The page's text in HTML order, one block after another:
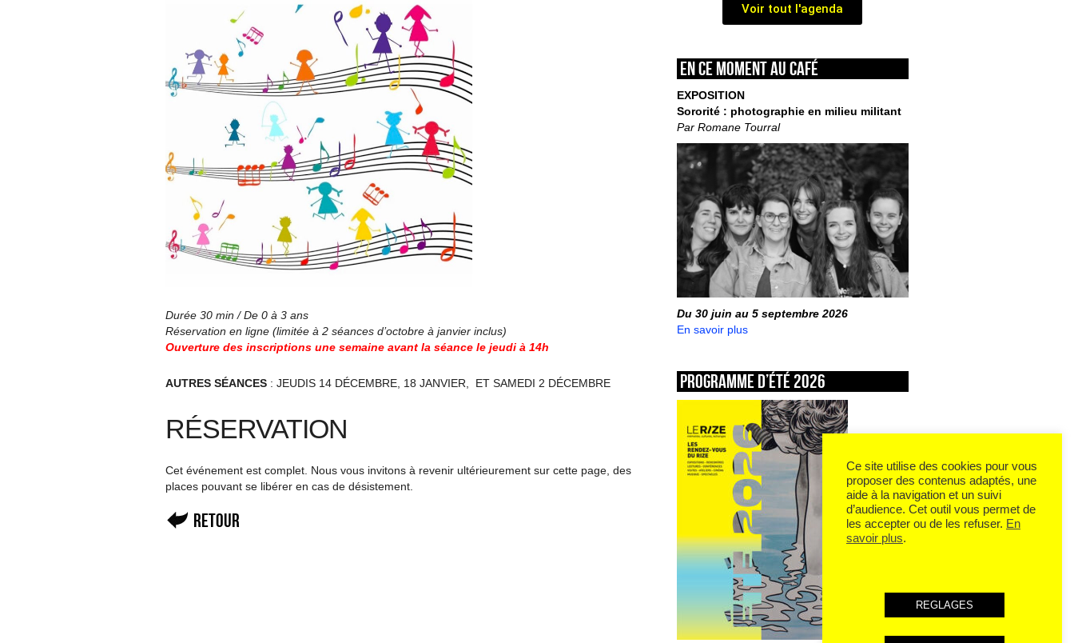
Durée 30 min / De 0 à 3 ans
Réservation en ligne (limitée à 2 séances d’octobre à janvier inclus)
Ouverture des inscriptions une semaine avant la séance le jeudi à 14h
AUTRES SÉANCES : JEUDIS 14 DÉCEMBRE, 18 JANVIER, ET SAMEDI 2 DÉCEMBRE
RÉSERVATION
Cet événement est complet. Nous vous invitons à revenir ultérieurement sur cette page, des
places pouvant se libérer en cas de désistement.
Retour
Voir tout l'agenda
En ce moment au café
EXPOSITION
Sororité : photographie en milieu militant
Par Romane Tourral
Du 30 juin au 5 septembre 2026
En savoir plus
Programme d’été 2026
Ce site utilise des cookies pour vous
proposer des contenus adaptés, une
aide à la navigation et un suivi
d’audience. Cet outil vous permet de
les accepter ou de les refuser. En
savoir plus.
REGLAGES